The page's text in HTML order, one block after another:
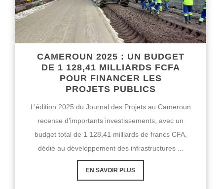
CAMEROUN 2025 : UN BUDGET
DE 1 128,41 MILLIARDS FCFA
POUR FINANCER LES
PROJETS PUBLICS
L’édition 2025 du Journal des Projets au Cameroun
recense d’importants investissements, avec un
budget total de 1 128,41 milliards de francs CFA,
dédié au développement des infrastructures ...
EN SAVOIR PLUS